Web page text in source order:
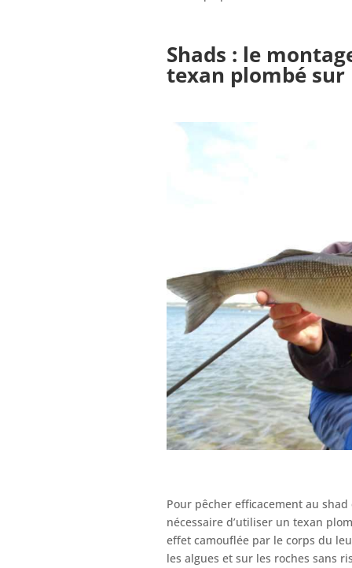
Shads : le
texan plombé sur
Pour pêcher efficacement au
nécessaire d’utiliser un texan
effet camouflée par le corps du
les algues et sur les roches sans